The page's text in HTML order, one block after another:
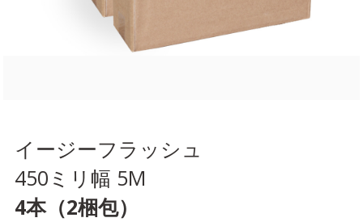
イージーフラッシュ
450ミリ幅 5M
4本（2梱包）